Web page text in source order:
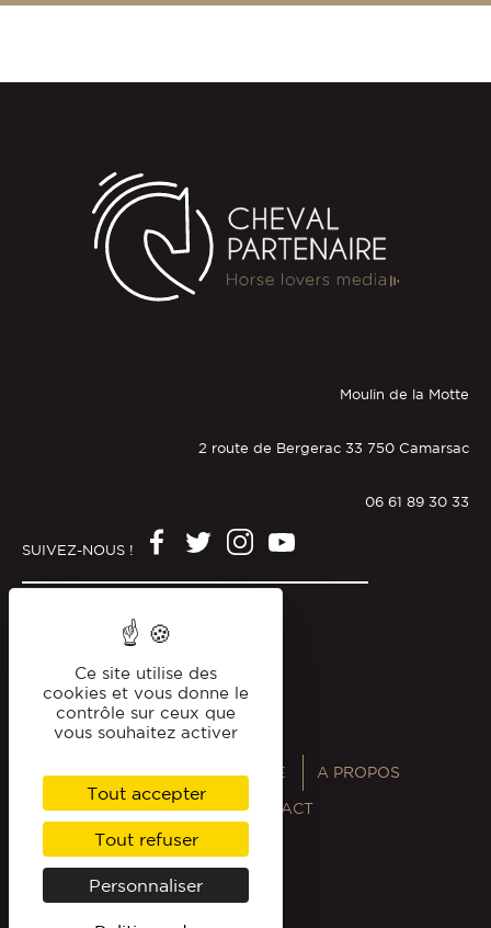
Moulin de la Motte
2 route de Bergerac 33 750 Camarsac
06 61 89 30 33
SUIVEZ-NOUS !
Politique de confidentialité
ANNUAIRES MAGAZINE A PROPOS
PROFESSIONNELS CONTACT
Ce site utilise des
cookies et vous donne le
contrôle sur ceux que
vous souhaitez activer
Tout accepter
Tout refuser
Personnaliser